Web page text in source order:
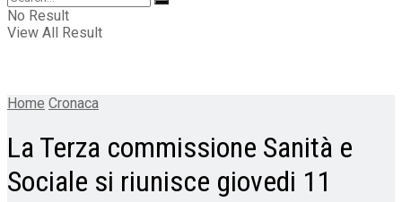
No Result
View All Result
Home Cronaca
La Terza commissione Sanità e
Sociale si riunisce giovedi 11